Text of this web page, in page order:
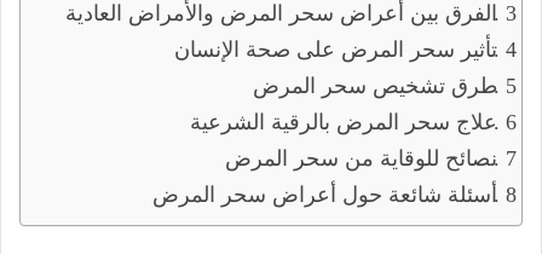
الفرق بين أعراض سحر المرض والأمراض العادية
تأثير سحر المرض على صحة الإنسان
طرق تشخيص سحر المرض
علاج سحر المرض بالرقية الشرعية
نصائح للوقاية من سحر المرض
أسئلة شائعة حول أعراض سحر المرض